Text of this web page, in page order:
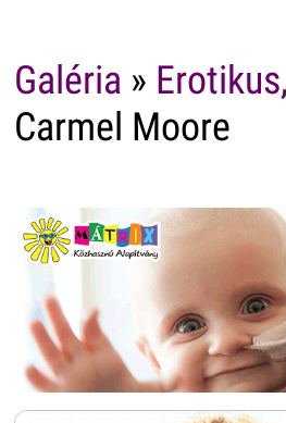
Galéria »
Carmel Moore